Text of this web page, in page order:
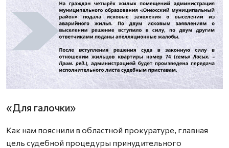
«Для галочки»
Как нам пояснили в областной прокуратуре, главная
цель судебной процедуры принудительного